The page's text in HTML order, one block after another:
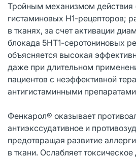
Тройным механизмом действия
гистаминовых Н1-рецепторов;
в тканях, за счет активации
блокада 5НТ1-серотониновых
объясняется высокая
даже при длительном
пациентов с неэффективной
антигистаминными
Фенкарол® оказывает
антиэкссудативное и
предотвращая развитие
в ткани. Ослабляет